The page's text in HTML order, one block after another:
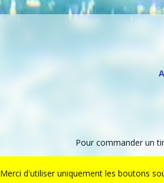
Pour commander un
Merci d'utiliser uniquement les boutons